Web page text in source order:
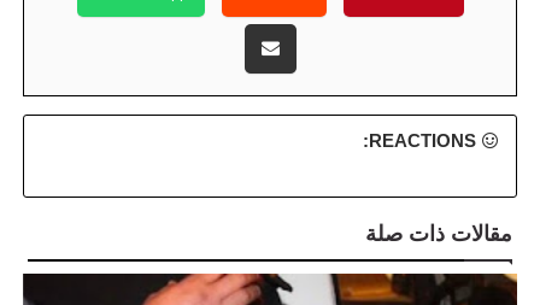
REACTIONS:
مقالات ذات صلة